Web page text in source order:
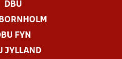
DBU
FYN
JYLLAND